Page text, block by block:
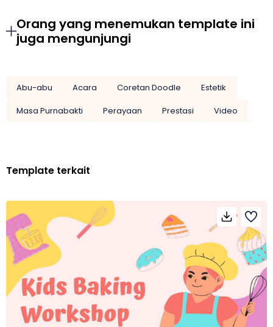
Orang yang menemukan template ini
juga mengunjungi
Abu-abu Acara Coretan Doodle
Estetik
Masa Purnabakti
Perayaan Prestasi Video
Template terkait